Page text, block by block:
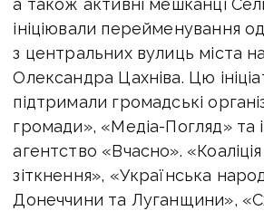
а також активні мешканці
ініціювали перейменування
з центральних вулиць міста
Олександра Цахніва. Цю
підтримали громадські
громади», «Медіа-Погляд» та
агентство «Вчасно». «Коаліція
зіткнення», «Українська
Донеччини та Луганщини»,